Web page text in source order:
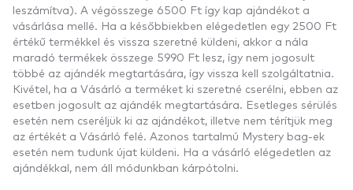
leszámítva). A végösszege 6500 Ft így kap ajándékot a
vásárlása mellé. Ha a későbbiekben elégedetlen egy 2500 Ft
értékű termékkel és vissza szeretné küldeni, akkor a nála
maradó termékek összege 5990 Ft lesz, így nem jogosult
többé az ajándék megtartására, így vissza kell szolgáltatnia.
Kivétel, ha a Vásárló a terméket ki szeretné cserélni, ebben az
esetben jogosult az ajándék megtartására. Esetleges sérülés
esetén nem cseréljük ki az ajándékot, illetve nem térítjük meg
az értékét a Vásárló felé. Azonos tartalmú Mystery bag-ek
esetén nem tudunk újat küldeni. Ha a vásárló elégedetlen az
ajándékkal, nem áll módunkban kárpótolni.